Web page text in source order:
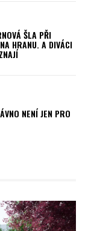
ŠLA PŘI
HRANU. A DIVÁCI
NENÍ JEN PRO